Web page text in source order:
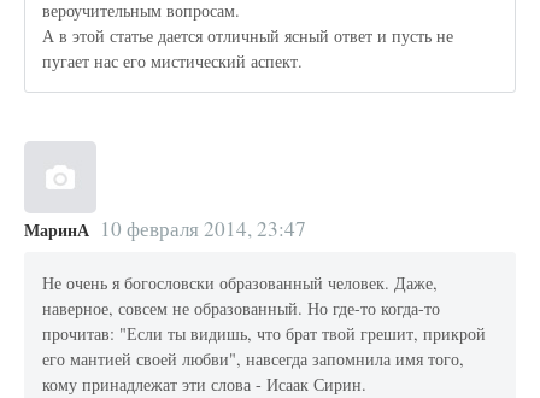
вероучительным вопросам.
А в этой статье дается отличный ясный ответ и пусть не
пугает нас его мистический аспект.
МаринА 10 февраля 2014, 23:47
Не очень я богословски образованный человек. Даже,
наверное, совсем не образованный. Но где-то когда-то
прочитав: "Если ты видишь, что брат твой грешит, прикрой
его мантией своей любви", навсегда запомнила имя того,
кому принадлежат эти слова - Исаак Сирин.